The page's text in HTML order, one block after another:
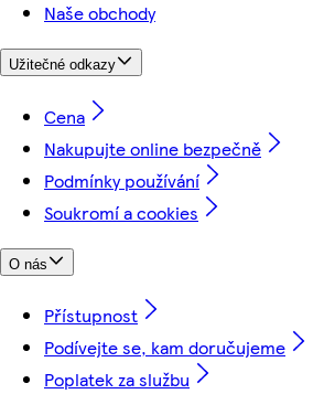
Naše obchody
Užitečné odkazy
Cena
Nakupujte online bezpečně
Podmínky používání
Soukromí a cookies
O nás
Přístupnost
Podívejte se, kam doručujeme
Poplatek za službu